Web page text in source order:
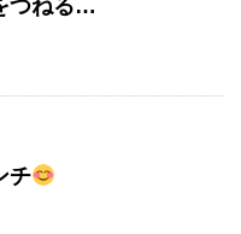
つねる…
チ